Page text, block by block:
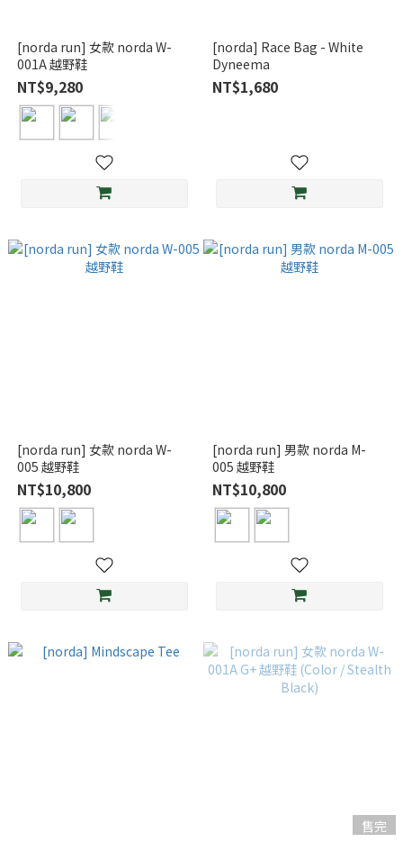
[norda run] 女款 norda W-
001A 越野鞋
NT$9,280
[norda] Race Bag - White
Dyneema
NT$1,680
[norda run] 女款 norda W-
005 越野鞋
NT$10,800
[norda run] 男款 norda M-
005 越野鞋
NT$10,800
售完